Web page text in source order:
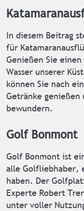
In diesem Beitrag
für
Genießen Sie
Wasser unserer
können Sie nach
Getränke genießen
bewundern.
Golf Bonmont
Golf Bonmont ist
alle Golfliebhaber,
haben. Der
Experte Robert
unter voller